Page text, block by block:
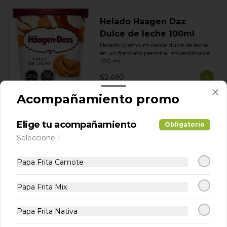
Helado Haagen Daz
Dulce de leche 100ml
Helado premium sabor dulce de leche
en un formato personal imperdible de
100 ml
$2.490
Muffin de vainilla estilo americano con
Acompañamiento promo
Elige tu acompañamiento Obligatorio
Seleccione 1
Papa Frita Camote
Papa Frita Mix
Papa Frita Nativa